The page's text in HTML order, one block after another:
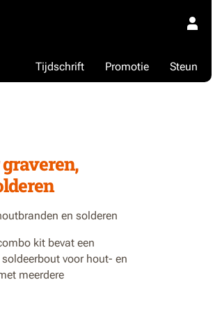
Steun
Promotie
Tijdschrift
en solderen
kit bevat een
voor hout- en
meerdere